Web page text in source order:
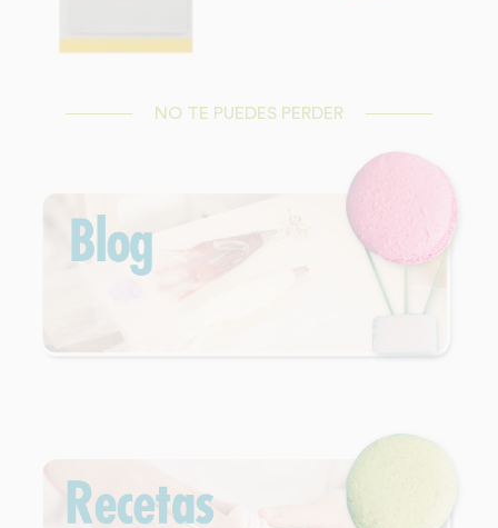
NO TE PUEDES PERDER